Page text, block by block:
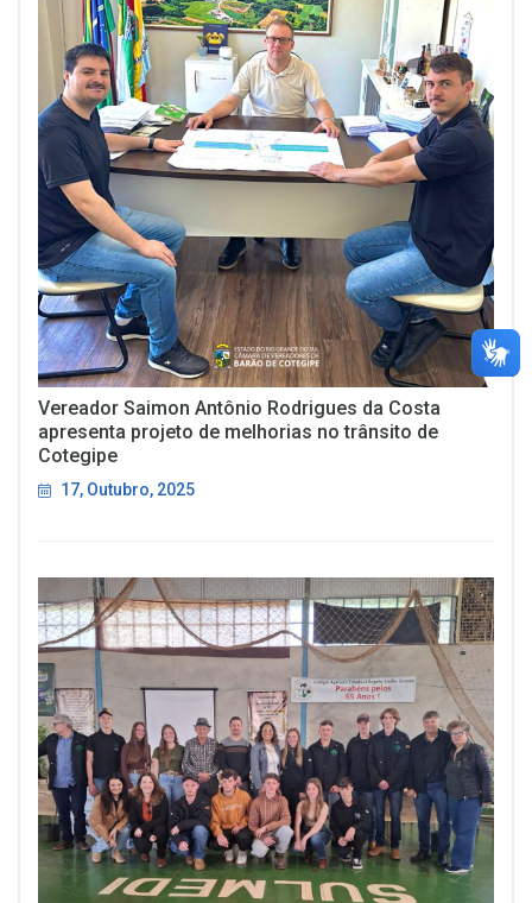
Vereador Saimon Antônio Rodrigues da Costa
apresenta projeto de melhorias no trânsito de
Cotegipe
17, Outubro, 2025